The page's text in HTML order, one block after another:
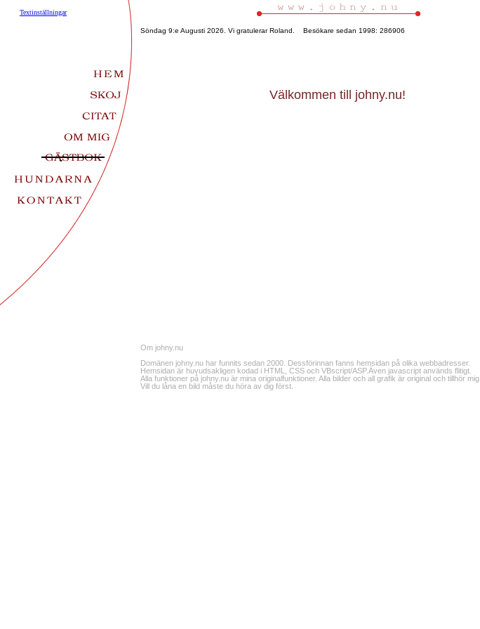
Textinställningar
Söndag 9:e Augusti 2026. Vi gratulerar Roland. Besökare sedan 1998: 286906
Välkommen till johny.nu!
Om johny.nu
Domänen johny.nu har funnits sedan 2000. Dessförinnan fanns hemsidan på olika webbadresser.
Hemsidan är huvudsakligen kodad i HTML, CSS och VBscript/ASP.Även javascript används flitigt.
Alla funktioner på johny.nu är mina originalfunktioner. Alla bilder och all grafik är original och tillhör mig.
Vill du låna en bild måste du höra av dig först.